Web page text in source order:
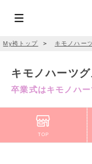
My袴トップ ＞ キモノハーツ
キモノハーツ
卒業式はキモノハ
TOP